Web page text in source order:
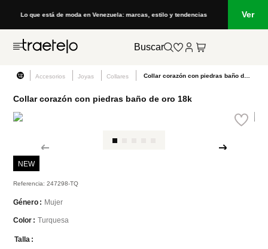
Lo que está de moda en Venezuela: marcas, estilo y tendencias Ver
Buscar
Accesorios Joyas Collares
Collar corazón con piedras baño de oro 18k
NEW
Referencia:247298-TQ
Género Mujer
Color Turquesa
Talla